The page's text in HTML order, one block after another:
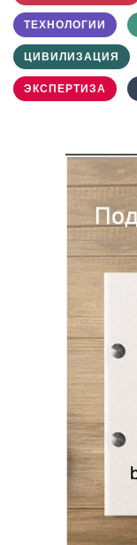
ТЕХНОЛОГИИ
ЦИВИЛИЗАЦИЯ
ЭКСПЕРТИЗА